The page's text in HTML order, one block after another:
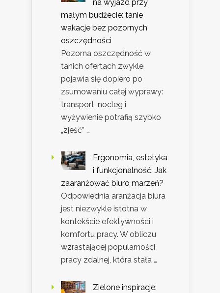
na wyjazd przy
małym budżecie: tanie
wakacje bez pozornych
oszczędności
Pozorna oszczędność w
tanich ofertach zwykle
pojawia się dopiero po
zsumowaniu całej wyprawy:
transport, nocleg i
wyżywienie potrafią szybko
„zjeść” …
Ergonomia, estetyka
i funkcjonalność: Jak
zaaranżować biuro marzeń?
Odpowiednia aranżacja biura
jest niezwykle istotna w
kontekście efektywności i
komfortu pracy. W obliczu
wzrastającej popularności
pracy zdalnej, która stała …
Zielone inspiracje: